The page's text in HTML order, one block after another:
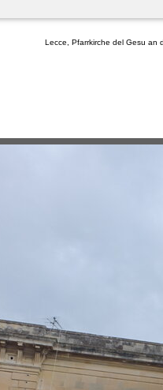
Lecce, Pfarrkirche del Gesu an